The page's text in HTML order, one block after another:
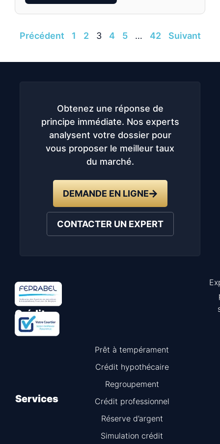
Précédent 1 2 3 4 5 … 42 Suivant
Obtenez une réponse de
principe immédiate. Nos experts
analysent votre dossier pour
vous proposer le meilleur taux
du marché.
DEMANDE EN LIGNE
CONTACTER UN EXPERT
Astuce
Crédit
Services
Prêt à tempérament
Crédit hypothécaire
Regroupement
Crédit professionnel
Réserve d’argent
Simulation crédit